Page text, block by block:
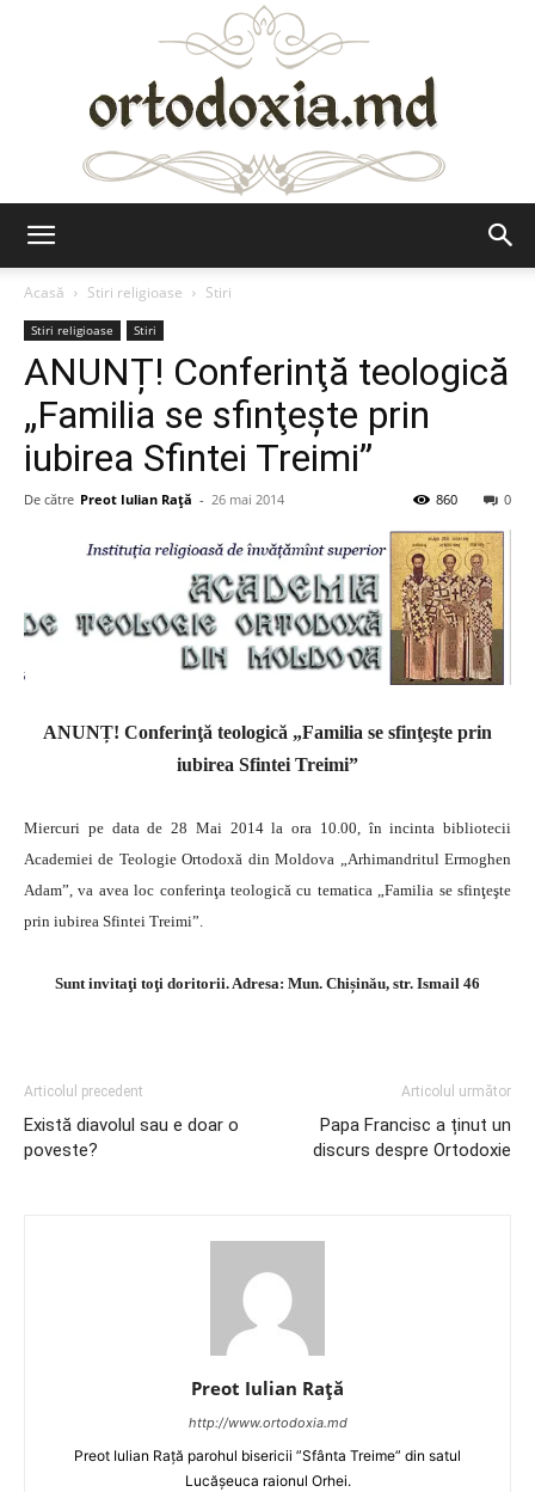
Acasă
Stiri religioase Stiri
Stiri religioase Stiri
ANUNȚ! Conferinţă teologică
„Familia se sfinţeşte prin
iubirea Sfintei Treimi”
De către Preot Iulian Raţă - 26 mai 2014 0
860
ANUNȚ! Conferinţă teologică „Familia se sfinţeşte prin
iubirea Sfintei Treimi”
Miercuri pe data de 28 Mai 2014 la ora 10.00, în incinta bibliotecii
Academiei de Teologie Ortodoxă din Moldova „Arhimandritul Ermoghen
Adam”, va avea loc conferinţa teologică cu tematica „Familia se sfinţeşte
prin iubirea Sfintei Treimi”.
Sunt invitaţi toţi doritorii. Adresa: Mun. Chișinău, str. Ismail 46
Articolul precedent
Există diavolul sau e doar o
poveste?
Articolul următor
Papa Francisc a ținut un
discurs despre Ortodoxie
Preot Iulian Raţă
http://www.ortodoxia.md
Preot Iulian Rață parohul bisericii ”Sfânta Treime” din satul
Lucășeuca raionul Orhei.